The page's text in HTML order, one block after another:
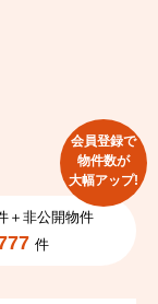
＋非公開物件
件
会員登録で
物件数が
大幅アップ!